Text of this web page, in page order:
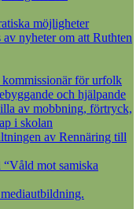
möjligheter
av nyheter om att Ruthten
för urfolk
och hjälpande
av mobbning, förtryck,
i skolan
av Rennäring till
mot samiska